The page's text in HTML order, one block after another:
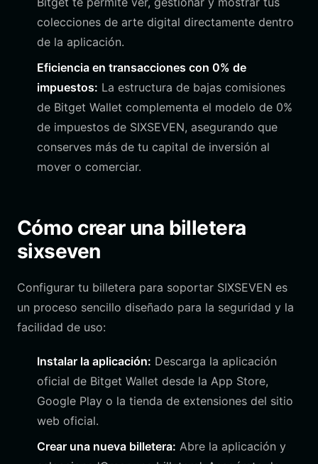
colecciones de arte digital directamente dentro
de la aplicación.
Eficiencia en transacciones con 0% de
impuestos: La estructura de bajas comisiones
de Bitget Wallet complementa el modelo de 0%
de impuestos de SIXSEVEN, asegurando que
conserves más de tu capital de inversión al
mover o comerciar.
Cómo crear una billetera
sixseven
Configurar tu billetera para soportar SIXSEVEN es
un proceso sencillo diseñado para la seguridad y la
facilidad de uso:
Instalar la aplicación: Descarga la aplicación
oficial de Bitget Wallet desde la App Store,
Google Play o la tienda de extensiones del sitio
web oficial.
Crear una nueva billetera: Abre la aplicación y